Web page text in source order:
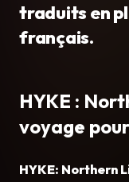
traduits en
français.
HYKE :
voyage
HYKE: Northern